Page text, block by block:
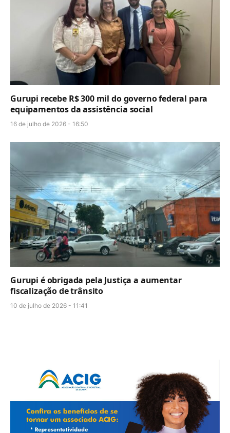
Gurupi recebe R$ 300 mil do governo federal para
equipamentos da assistência social
16 de julho de 2026 - 16:50
Gurupi é obrigada pela Justiça a aumentar
fiscalização de trânsito
10 de julho de 2026 - 11:41